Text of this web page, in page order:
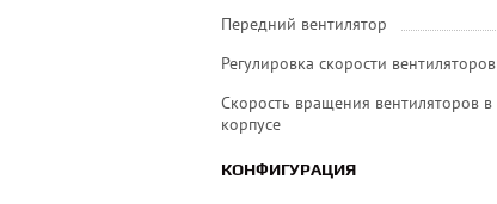
Передний вентилятор
Регулировка скорости вентиляторов
Скорость вращения вентиляторов в
корпусе
КОНФИГУРАЦИЯ